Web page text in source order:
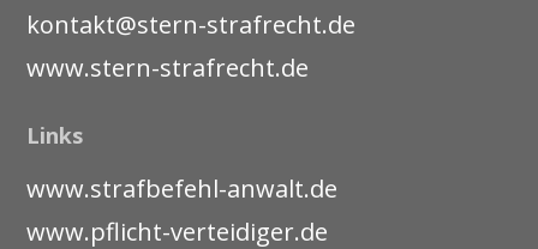
kontakt@stern-strafrecht.de
www.stern-strafrecht.de
Links
www.strafbefehl-anwalt.de
www.pflicht-verteidiger.de